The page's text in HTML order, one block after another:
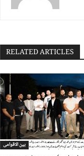
RELATED ARTICLES
بین الاقوامی